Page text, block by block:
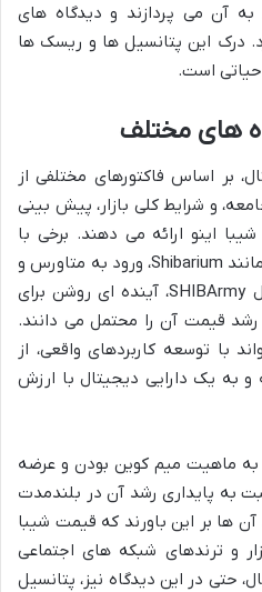
به آن می پردازند و دیدگاه های
درک این پتانسیل ها و ریسک ها
حیاتی است.
های مختلف
بر اساس فاکتورهای مختلفی از
و شرایط کلی بازار، پیش بینی
اینو ارائه می دهند. برخی با
توجه به برنامه های توسعه ای مانند Shibarium، ورود به متاورس و
NFTها، و همچنین جامعه فعال SHIBArmy، آینده ای روشن برای
قیمت آن را محتمل می دانند.
با توسعه کاربردهای واقعی، از
و به یک دارایی دیجیتال با ارزش
به ماهیت میم کوین بودن و عرضه
به پایداری رشد آن در بلندمدت
ها بر این باورند که قیمت شیبا
و ترندهای شبکه های اجتماعی
حتی در این دیدگاه نیز، پتانسیل